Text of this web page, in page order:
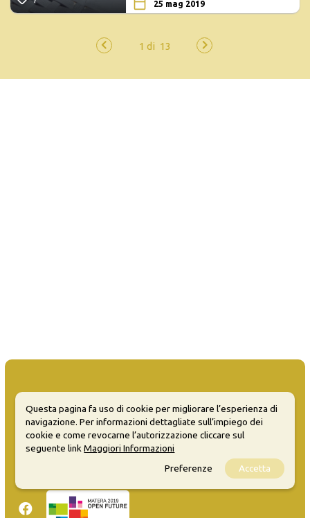
25 mag 2019
MATERA WELCOME EVENTS
Opendata
Questa pagina fa uso di cookie per migliorare l’esperienza di
navigazione. Per informazioni dettagliate sull’impiego dei
cookie e come revocarne l’autorizzazione cliccare sul
seguente linkMaggiori Informazioni
Preferenze
Accetta